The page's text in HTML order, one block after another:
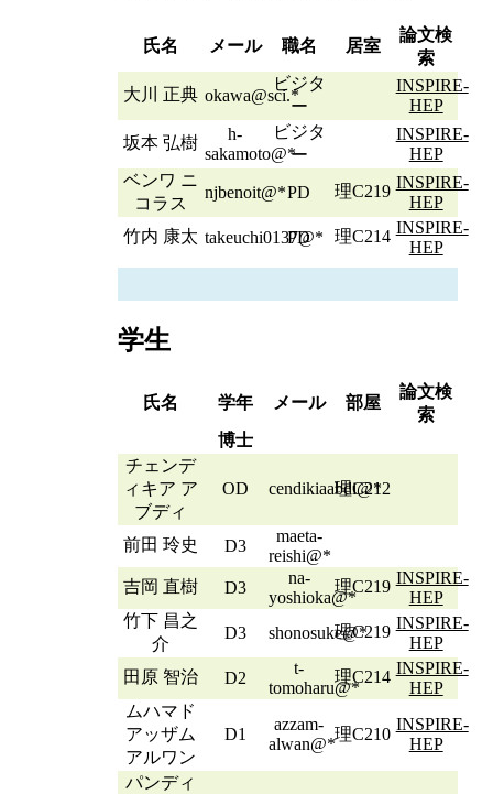
氏名 メール 職名 居室
論文検
索
大川 正典 okawa@sci.*
ビジタ
ー
INSPIRE-
HEP
坂本 弘樹
h-
sakamoto@*
ビジタ
ー
INSPIRE-
HEP
ベンワ ニ
コラス
njbenoit@*PD 理C219 INSPIRE-
HEP
竹内 康太 takeuchi0137@*
PD 理C214 INSPIRE-
HEP
学生
氏名 学年 メール 部屋
論文検
索
博士
チェンデ
ィキア ア
ブディ
OD cendikiaabdi@*
理C212
前田 玲史 D3
maeta-
reishi@*
吉岡 直樹
D3
na-
yoshioka@*
理C219 INSPIRE-
HEP
竹下 昌之
介
D3 shonosuke@*
理C219 INSPIRE-
HEP
田原 智治
D2
t-
tomoharu@*
理C214 INSPIRE-
HEP
ムハマド
アッザム
アルワン
D1
azzam-
alwan@*
理C210
INSPIRE-
HEP
パンディ